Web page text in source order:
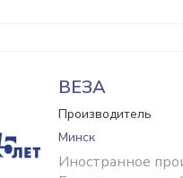
ВЕЗА
Производитель
Минск
Иностранное